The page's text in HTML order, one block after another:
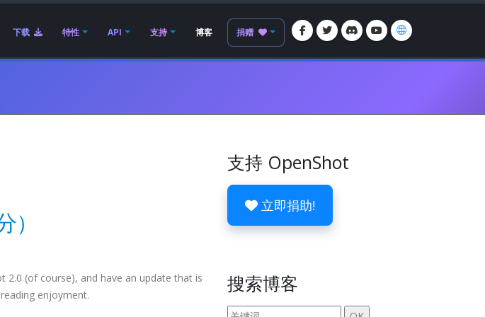
下载 特性 API 支持 博客 捐赠
2.0 (of course), and have an update that is
enjoyment.
支持 OpenShot
立即捐助!
搜索博客